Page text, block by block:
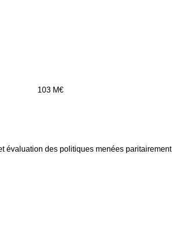
103 M€
évaluation des politiques menées paritairement